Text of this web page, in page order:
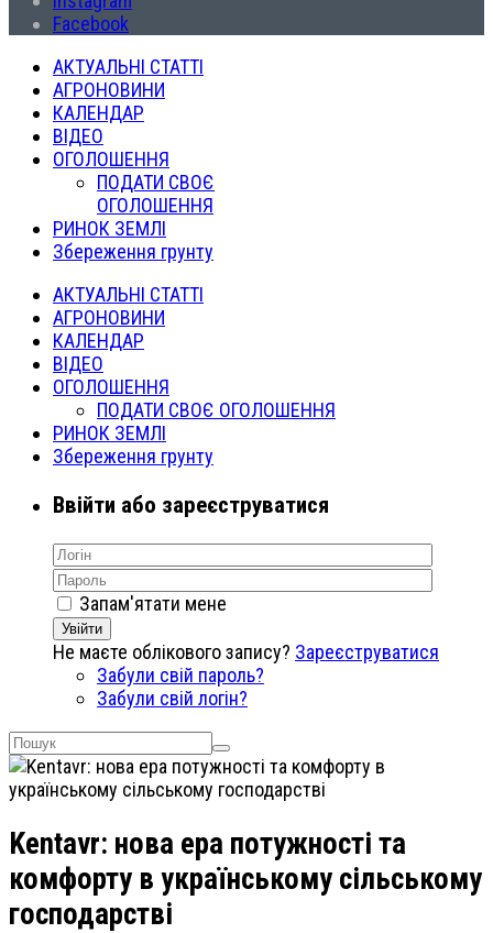
Facebook
АКТУАЛЬНІ СТАТТІ
АГРОНОВИНИ
КАЛЕНДАР
ВІДЕО
ОГОЛОШЕННЯ
ПОДАТИ СВОЄ
ОГОЛОШЕННЯ
РИНОК ЗЕМЛІ
Збереження грунту
АКТУАЛЬНІ СТАТТІ
АГРОНОВИНИ
КАЛЕНДАР
ВІДЕО
ОГОЛОШЕННЯ
ПОДАТИ СВОЄ ОГОЛОШЕННЯ
РИНОК ЗЕМЛІ
Збереження грунту
Ввійти або зареєструватися
Запам'ятати мене
Увійти
Не маєте облікового запису? Зареєструватися
Забули свій пароль?
Забули свій логін?
Kentavr: нова ера потужності та
комфорту в українському сільському
господарстві